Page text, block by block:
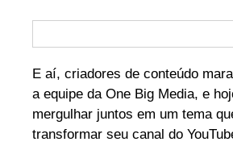
E aí, criadores de conteúdo
a equipe da One Big Media, e
mergulhar juntos em um tema
transformar seu canal do